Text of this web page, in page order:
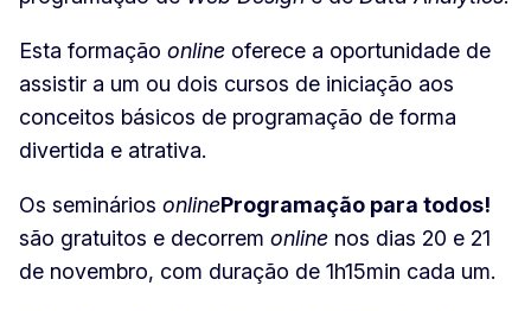
Esta formação online oferece a oportunidade de
assistir a um ou dois cursos de iniciação aos
conceitos básicos de programação de forma
divertida e atrativa.
Os seminários onlineProgramação para todos!
são gratuitos e decorrem online nos dias 20 e 21
de novembro, com duração de 1h15min cada um.